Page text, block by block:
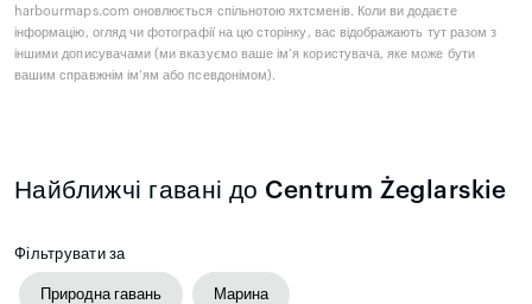
harbourmaps.com оновлюється спільнотою яхтсменів. Коли ви додаєте
інформацію, огляд чи фотографії на цю сторінку, вас відображають тут разом з
іншими дописувачами (ми вказуємо ваше ім’я користувача, яке може бути
вашим справжнім ім’ям або псевдонімом).
Найближчі гавані до Centrum Żeglarskie
Фільтрувати за
Природна гавань Марина